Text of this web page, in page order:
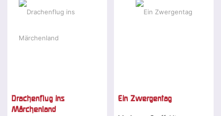
Drachenflug ins
Märchenland
Ein Zwergentag